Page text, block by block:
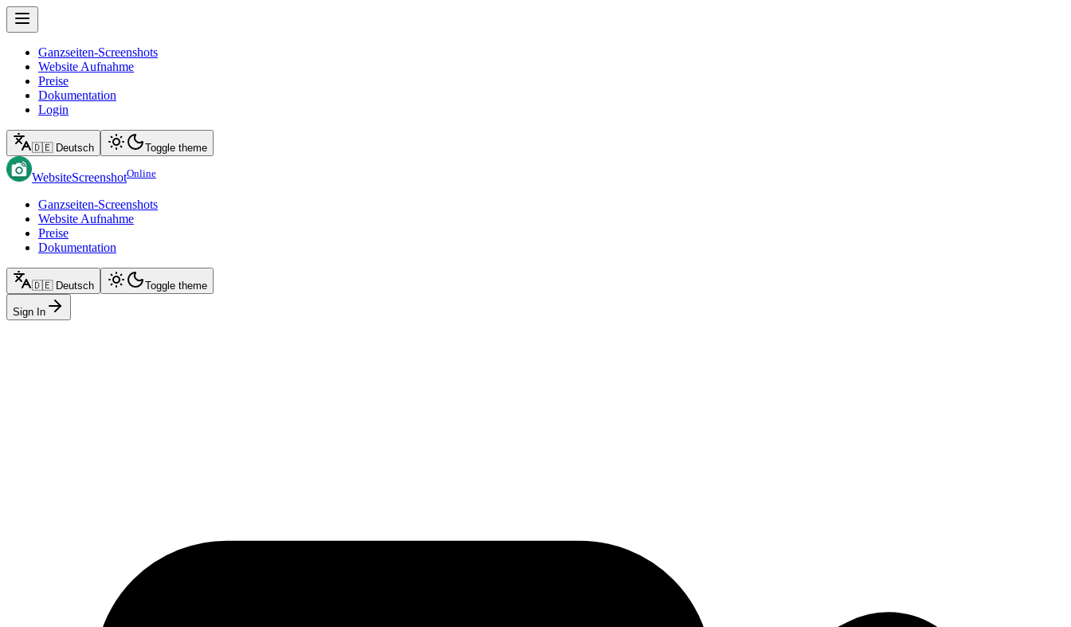
Ganzseiten-Screenshots
Website Aufnahme
Preise
Dokumentation
Login
🇩🇪 Deutsch Toggle theme
WebsiteScreenshotOnline
Ganzseiten-Screenshots
Website Aufnahme
Preise
Dokumentation
🇩🇪 Deutsch Toggle theme
Sign In